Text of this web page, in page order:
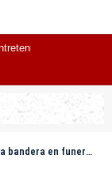
hombre abatido en SFM